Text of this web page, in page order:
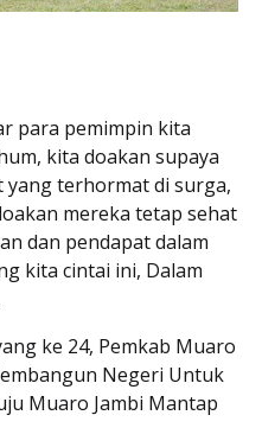
para pemimpin kita
kita doakan supaya
yang terhormat di surga,
mereka tetap sehat
dan pendapat dalam
kita cintai ini, Dalam
ke 24, Pemkab Muaro
Negeri Untuk
Muaro Jambi Mantap